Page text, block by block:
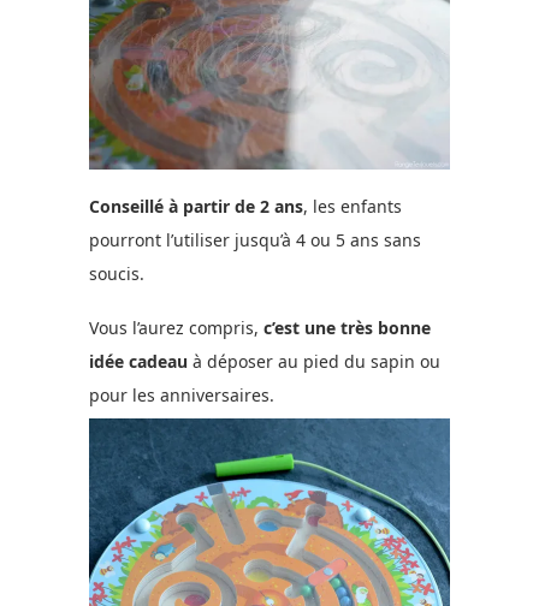
Conseillé à partir de 2 ans, les enfants
pourront l’utiliser jusqu’à 4 ou 5 ans sans
soucis.
Vous l’aurez compris, c’est une très bonne
idée cadeau à déposer au pied du sapin ou
pour les anniversaires.